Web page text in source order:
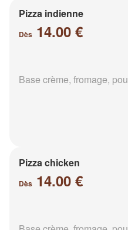
Pizza indienne
Dès 14.00 €
Base crème, fromage,
Pizza chicken
Dès 14.00 €